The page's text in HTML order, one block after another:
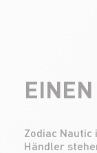
Zodiac
Händler